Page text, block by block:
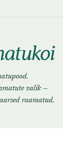
valik —
raamatud.